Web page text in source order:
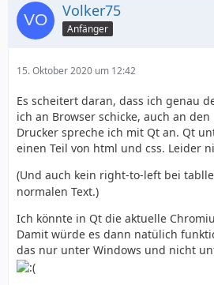
Volker75
Anfänger
15. Oktober 2020 um 12:42
Es scheitert daran, dass ich genau
ich an Browser schicke, auch an den
Drucker spreche ich mit Qt an. Qt
einen Teil von html und css. Leider
(Und auch kein right-to-left bei
normalen Text.)
Ich könnte in Qt die aktuelle
Damit würde es dann natülich
das nur unter Windows und nicht